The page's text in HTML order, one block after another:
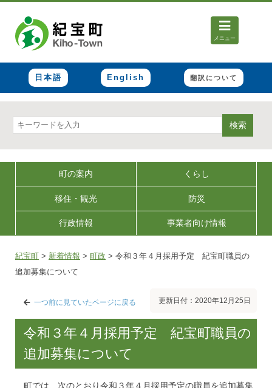
メニュー
日本語 English 翻訳について
検索
町の案内 くらし
移住・観光 防災
行政情報 事業者向け情報
紀宝町 > 新着情報 > 町政 > 令和３年４月採用予定 紀宝町職員の
追加募集について
一つ前に見ていたページに戻る 更新日付：2020年12月25日
令和３年４月採用予定 紀宝町職員の
追加募集について
町では、次のとおり令和３年４月採用予定の職員を追加募集